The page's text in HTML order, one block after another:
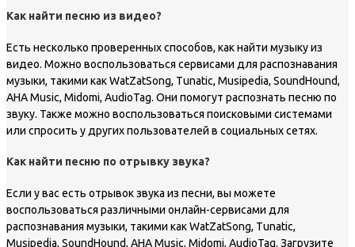
Как найти песню из видео?
Есть несколько проверенных способов, как найти музыку из
видео. Можно воспользоваться сервисами для распознавания
музыки, такими как WatZatSong, Tunatic, Musipedia, SoundHound,
AHA Music, Midomi, AudioTag. Они помогут распознать песню по
звуку. Также можно воспользоваться поисковыми системами
или спросить у других пользователей в социальных сетях.
Как найти песню по отрывку звука?
Если у вас есть отрывок звука из песни, вы можете
воспользоваться различными онлайн-сервисами для
распознавания музыки, такими как WatZatSong, Tunatic,
Musipedia, SoundHound, AHA Music, Midomi, AudioTag. Загрузите